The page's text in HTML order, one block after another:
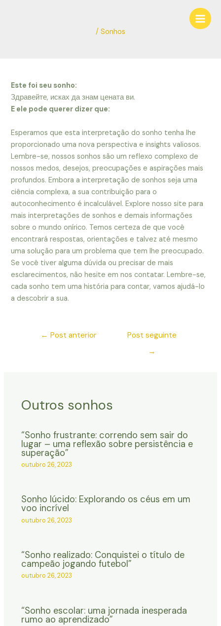
Main
/ Sonhos
Este foi seu sonho:
Здравейте, исках да знам цената ви.
E ele pode querer dizer que:
Esperamos que esta interpretação do sonho tenha lhe
proporcionado uma nova perspectiva e insights valiosos.
Lembre-se, nossos sonhos são um reflexo complexo de
nossos medos, desejos, preocupações e aspirações mais
profundos. Embora a interpretação de sonhos seja uma
ciência complexa, a sua contribuição para o
autoconhecimento é incalculável. Explore nosso site para
mais interpretações de sonhos e demais informações
sobre o mundo onírico. Temos certeza de que você
encontrará respostas, orientações e talvez até mesmo
uma solução para um problema que tem lhe preocupado.
Se você tiver alguma dúvida ou precisar de mais
esclarecimentos, não hesite em nos contatar. Lembre-se,
cada sonho tem uma história para contar, vamos ajudá-lo
a descobrir a sua.
← Post anterior
Post seguinte
→
Outros sonhos
“Sonho frustrante: correndo sem sair do
lugar – uma reflexão sobre persistência e
superação”
outubro 26, 2023
Sonho lúcido: Explorando os céus em um
voo incrível
outubro 26, 2023
“Sonho realizado: Conquistei o título de
campeão jogando futebol”
outubro 26, 2023
“Sonho escolar: uma jornada inesperada
rumo ao aprendizado”